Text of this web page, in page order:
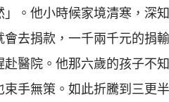
。他小時候家境清寒，深
去捐款，一千兩千元的捐
醫院。他那六歲的孩子不
手無策。如此折騰到三更